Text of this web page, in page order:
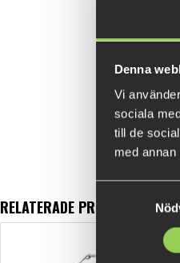
Denna
Vi
sociala
till de
med
RELATERADE PRODUKTER